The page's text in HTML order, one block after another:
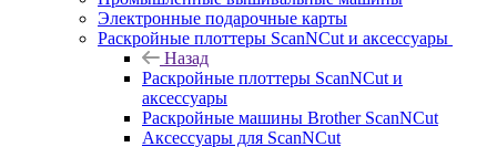
Электронные подарочные карты
Раскройные плоттеры ScanNCut и аксессуары
Назад
Раскройные плоттеры ScanNCut и
аксессуары
Раскройные машины Brother ScanNCut
Аксессуары для ScanNCut